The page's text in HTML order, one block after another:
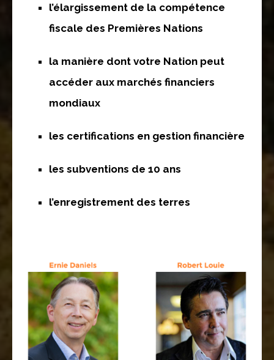
l’élargissement de la compétence
fiscale des Premières Nations
la manière dont votre Nation peut
accéder aux marchés financiers
mondiaux
les certifications en gestion financière
les subventions de 10 ans
l’enregistrement des terres